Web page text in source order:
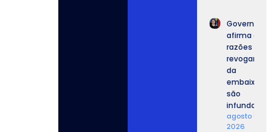
Governo
afirma que
razões para
revogar
da
são
infundadas.
agosto 5,
2026